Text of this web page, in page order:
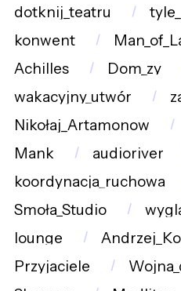
dotknij_teatru
konwent
Achilles
Dom_zy
wakacyjny_utwór
Nikołaj_Artamonow
Mank
audioriver
koordynacja_ruchowa
Smoła_Studio
lounge
Przyjaciele